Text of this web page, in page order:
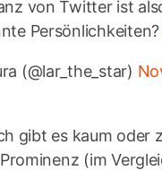
von Twitter ist
Persönlichkeiten?
(@lar_the_star)
gibt es kaum oder
(im